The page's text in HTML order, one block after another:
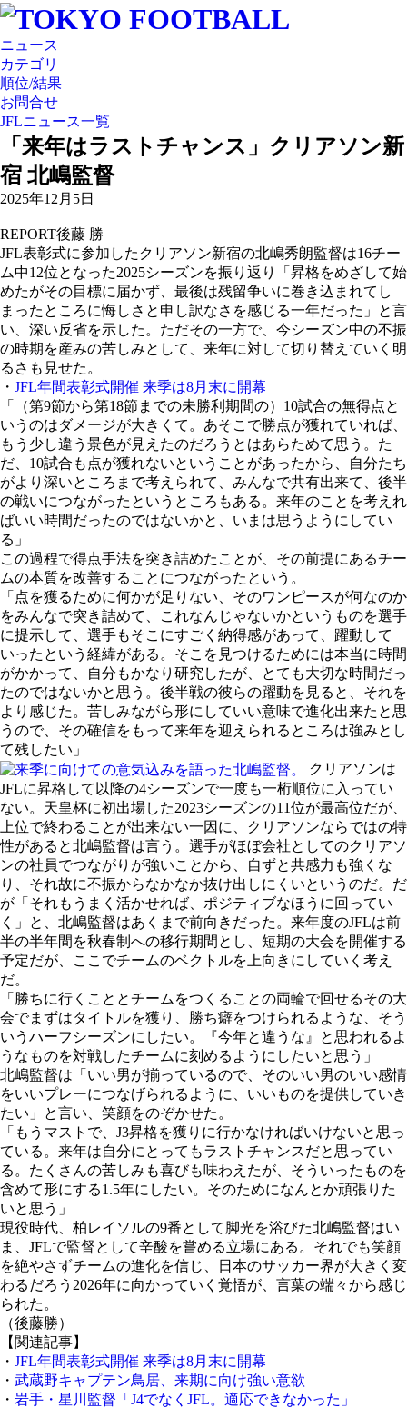
ニュース
カテゴリ
順位/結果
お問合せ
JFLニュース一覧
「来年はラストチャンス」クリアソン新
宿 北嶋監督
2025年12月5日
REPORT後藤 勝
JFL表彰式に参加したクリアソン新宿の北嶋秀朗監督は16チー
ム中12位となった2025シーズンを振り返り「昇格をめざして始
めたがその目標に届かず、最後は残留争いに巻き込まれてし
まったところに悔しさと申し訳なさを感じる一年だった」と言
い、深い反省を示した。ただその一方で、今シーズン中の不振
の時期を産みの苦しみとして、来年に対して切り替えていく明
るさも見せた。
・ JFL年間表彰式開催 来季は8月末に開幕
「（第9節から第18節までの未勝利期間の）10試合の無得点と
いうのはダメージが大きくて。あそこで勝点が獲れていれば、
もう少し違う景色が見えたのだろうとはあらためて思う。た
だ、10試合も点が獲れないということがあったから、自分たち
がより深いところまで考えられて、みんなで共有出来て、後半
の戦いにつながったというところもある。来年のことを考えれ
ばいい時間だったのではないかと、いまは思うようにしてい
る」
この過程で得点手法を突き詰めたことが、その前提にあるチー
ムの本質を改善することにつながったという。
「点を獲るために何かが足りない、そのワンピースが何なのか
をみんなで突き詰めて、これなんじゃないかというものを選手
に提示して、選手もそこにすごく納得感があって、躍動して
いったという経緯がある。そこを見つけるためには本当に時間
がかかって、自分もかなり研究したが、とても大切な時間だっ
たのではないかと思う。後半戦の彼らの躍動を見ると、それを
より感じた。苦しみながら形にしていい意味で進化出来たと思
うので、その確信をもって来年を迎えられるところは強みとし
て残したい」
クリアソンは
JFLに昇格して以降の4シーズンで一度も一桁順位に入ってい
ない。天皇杯に初出場した2023シーズンの11位が最高位だが、
上位で終わることが出来ない一因に、クリアソンならではの特
性があると北嶋監督は言う。選手がほぼ会社としてのクリアソ
ンの社員でつながりが強いことから、自ずと共感力も強くな
り、それ故に不振からなかなか抜け出しにくいというのだ。だ
が「それもうまく活かせれば、ポジティブなほうに回ってい
く」と、北嶋監督はあくまで前向きだった。来年度のJFLは前
半の半年間を秋春制への移行期間とし、短期の大会を開催する
予定だが、ここでチームのベクトルを上向きにしていく考え
だ。
「勝ちに行くこととチームをつくることの両輪で回せるその大
会でまずはタイトルを獲り、勝ち癖をつけられるような、そう
いうハーフシーズンにしたい。『今年と違うな』と思われるよ
うなものを対戦したチームに刻めるようにしたいと思う」
北嶋監督は「いい男が揃っているので、そのいい男のいい感情
をいいプレーにつなげられるように、いいものを提供していき
たい」と言い、笑顔をのぞかせた。
「もうマストで、J3昇格を獲りに行かなければいけないと思っ
ている。来年は自分にとってもラストチャンスだと思ってい
る。たくさんの苦しみも喜びも味わえたが、そういったものを
含めて形にする1.5年にしたい。そのためになんとか頑張りた
いと思う」
現役時代、柏レイソルの9番として脚光を浴びた北嶋監督はい
ま、JFLで監督として辛酸を嘗める立場にある。それでも笑顔
を絶やさずチームの進化を信じ、日本のサッカー界が大きく変
わるだろう2026年に向かっていく覚悟が、言葉の端々から感じ
られた。
（後藤勝）
【関連記事】
・ JFL年間表彰式開催 来季は8月末に開幕
・ 武蔵野キャプテン鳥居、来期に向け強い意欲
・ 岩手・星川監督「J4でなくJFL。適応できなかった」